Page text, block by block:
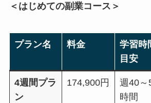
＜はじめての副業コース＞
プラン名 料金
学習時
目安
4週間プラ
ン
174,900円
週40～
時間